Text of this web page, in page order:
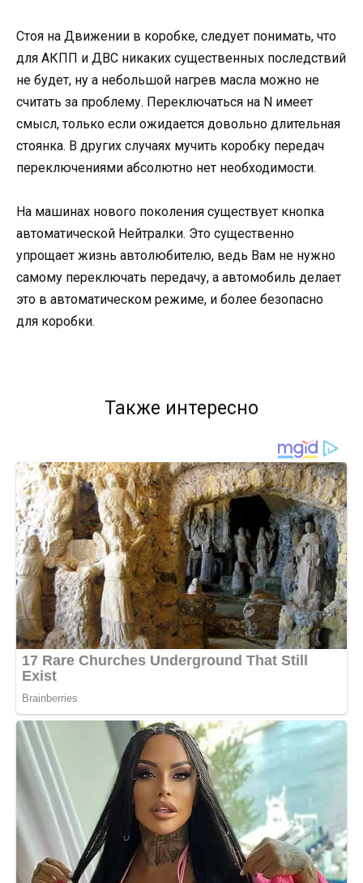
Стоя на Движении в коробке, следует понимать, что
для АКПП и ДВС никаких существенных последствий
не будет, ну а небольшой нагрев масла можно не
считать за проблему. Переключаться на N имеет
смысл, только если ожидается довольно длительная
стоянка. В других случаях мучить коробку передач
переключениями абсолютно нет необходимости.
На машинах нового поколения существует кнопка
автоматической Нейтралки. Это существенно
упрощает жизнь автолюбителю, ведь Вам не нужно
самому переключать передачу, а автомобиль делает
это в автоматическом режиме, и более безопасно
для коробки.
Также интересно